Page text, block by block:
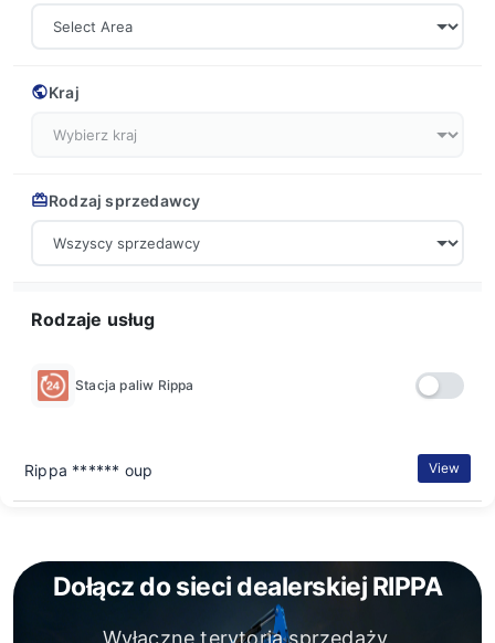
Kraj
Rodzaj sprzedawcy
Rodzaje usług
Stacja paliw Rippa
Rippa ****** oup View
Dołącz do sieci dealerskiej RIPPA
Wyłączne terytoria sprzedaży,